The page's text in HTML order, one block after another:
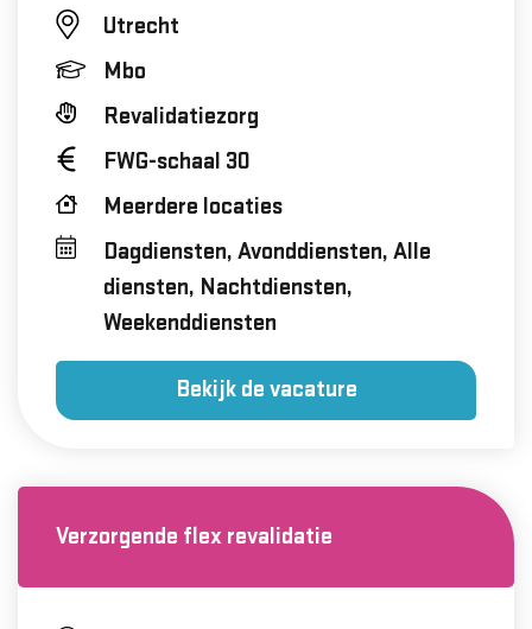
Utrecht
Mbo
Revalidatiezorg
FWG-schaal 30
Meerdere locaties
Dagdiensten, Avonddiensten, Alle
diensten, Nachtdiensten,
Weekenddiensten
Bekijk de vacature
Verzorgende flex revalidatie